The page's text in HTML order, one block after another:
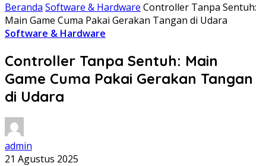
Beranda Software & Hardware Controller Tanpa Sentuh:
Main Game Cuma Pakai Gerakan Tangan di Udara
Software & Hardware
Controller Tanpa Sentuh: Main
Game Cuma Pakai Gerakan Tangan
di Udara
admin
21 Agustus 2025